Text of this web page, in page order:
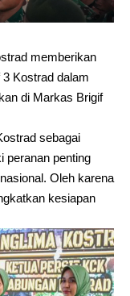
memberikan
Kostrad dalam
di Markas Brigif
sebagai
peranan penting
Oleh karena
kesiapan